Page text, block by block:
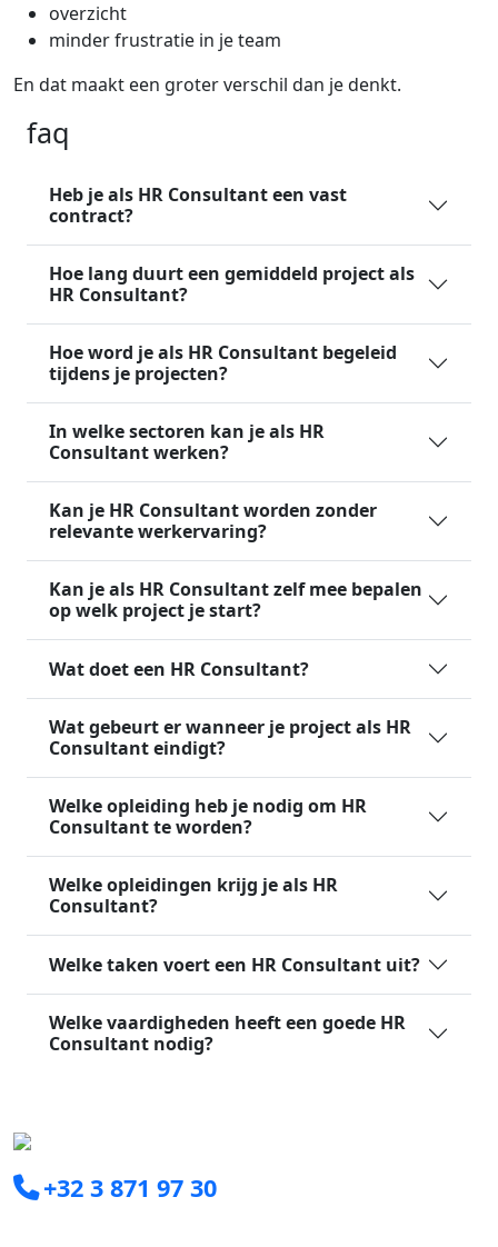
overzicht
minder frustratie in je team
En dat maakt een groter verschil dan je denkt.
faq
Heb je als HR Consultant een vast
contract?
Hoe lang duurt een gemiddeld project als
HR Consultant?
Hoe word je als HR Consultant begeleid
tijdens je projecten?
In welke sectoren kan je als HR
Consultant werken?
Kan je HR Consultant worden zonder
relevante werkervaring?
Kan je als HR Consultant zelf mee bepalen
op welk project je start?
Wat doet een HR Consultant?
Wat gebeurt er wanneer je project als HR
Consultant eindigt?
Welke opleiding heb je nodig om HR
Consultant te worden?
Welke opleidingen krijg je als HR
Consultant?
Welke taken voert een HR Consultant uit?
Welke vaardigheden heeft een goede HR
Consultant nodig?
+32 3 871 97 30